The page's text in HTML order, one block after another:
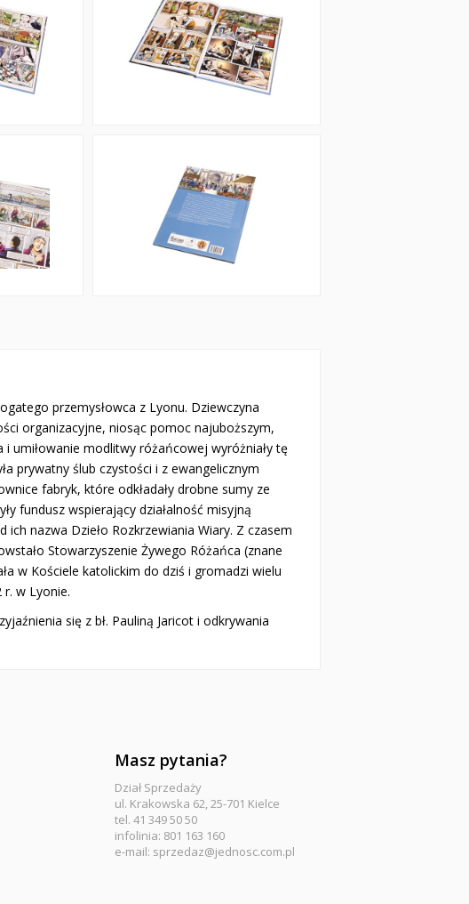
przemysłowca z Lyonu. Dziewczyna
organizacyjne, niosąc pomoc najuboższym,
umiłowanie modlitwy różańcowej wyróżniały tę
prywatny ślub czystości i z ewangelicznym
fabryk, które odkładały drobne sumy ze
fundusz wspierający działalność misyjną
ich nazwa Dzieło Rozkrzewiania Wiary. Z czasem
Stowarzyszenie Żywego Różańca (znane
w Kościele katolickim do dziś i gromadzi wielu
r. w Lyonie.
się z bł. Pauliną Jaricot i odkrywania
Masz pytania?
Dział Sprzedaży
ul. Krakowska 62, 25-701 Kielce
tel. 41 349 50 50
infolinia: 801 163 160
e-mail: sprzedaz@jednosc.com.pl